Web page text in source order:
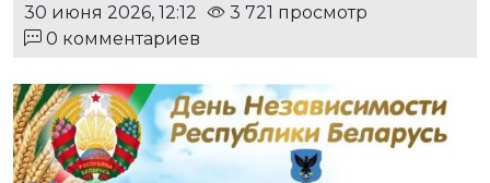
30 июня 2026, 12:12
3 721 просмотр
0 комментариев